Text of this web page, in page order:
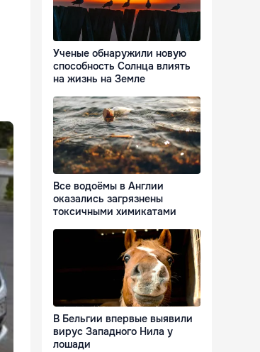
Ученые обнаружили новую
способность Солнца влиять
на жизнь на Земле
Все водоёмы в Англии
оказались загрязнены
токсичными химикатами
В Бельгии впервые выявили
вирус Западного Нила у
лошади